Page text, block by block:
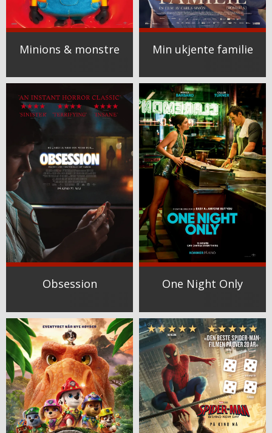
Minions & monstre Min ukjente familie
Obsession One Night Only